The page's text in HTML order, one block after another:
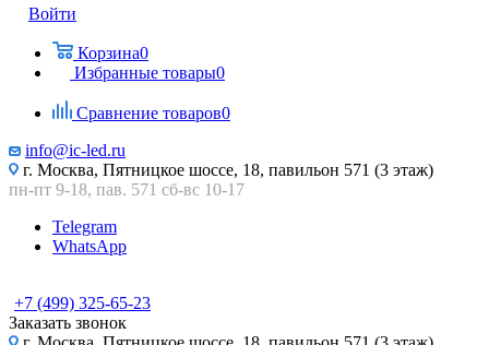
Войти
Корзина0
Избранные товары0
Сравнение товаров0
info@ic-led.ru
г. Москва, Пятницкое шоссе, 18, павильон 571 (3 этаж)
пн-пт 9-18, пав. 571 сб-вс 10-17
Telegram
WhatsApp
+7 (499) 325-65-23
Заказать звонок